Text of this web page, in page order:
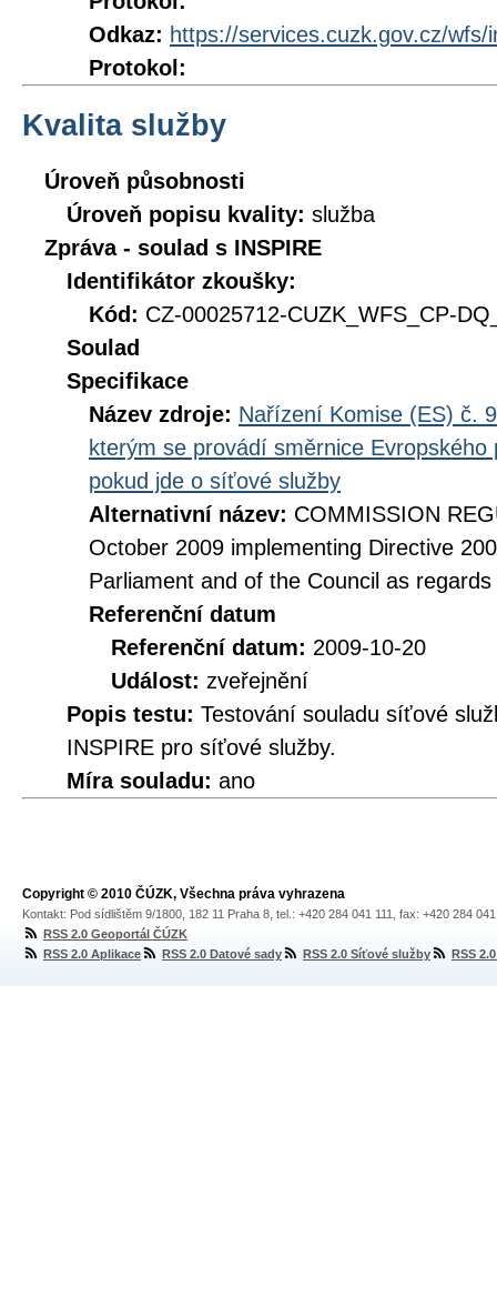
Odkaz: https://services.cuzk.gov.cz/wfs/
Protokol:
Kvalita služby
Úroveň působnosti
Úroveň popisu kvality: služba
Zpráva - soulad s INSPIRE
Identifikátor zkoušky:
Kód: CZ-00025712-CUZK_WFS_CP-
Soulad
Specifikace
Název zdroje: Nařízení Komise (ES) č.
kterým se provádí směrnice
pokud jde o síťové služby
Alternativní název: COMMISSION
October 2009 implementing Directive
Parliament and of the Council as
Referenční datum
Referenční datum: 2009-10-20
Událost: zveřejnění
Popis testu: Testování souladu síťové
INSPIRE pro síťové služby.
Míra souladu: ano
Copyright © 2010 ČÚZK, Všechna práva vyhrazena
Kontakt: Pod sídlištěm 9/1800, 182 11 Praha 8, tel.: +420 284 041 111, fax: +420 284
RSS 2.0 Geoportál ČÚZK
RSS 2.0 Aplikace
RSS 2.0 Datové sady RSS 2.0 Síťové služby RSS